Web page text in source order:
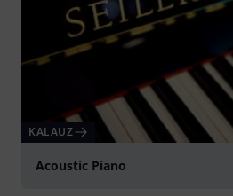
KALAUZ
Acoustic Piano